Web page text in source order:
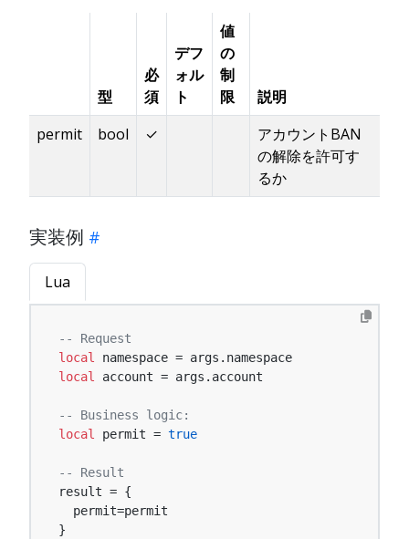
型
必
須
デフ
ォル
ト
値
の
制
限
説明
permit
bool ✓
アカウントBAN
の解除を許可す
るか
実装例
Lua
-- Request
local
local account = args.account
-- Business logic:
local permit = true
-- Result
result = {
  permit=permit
}